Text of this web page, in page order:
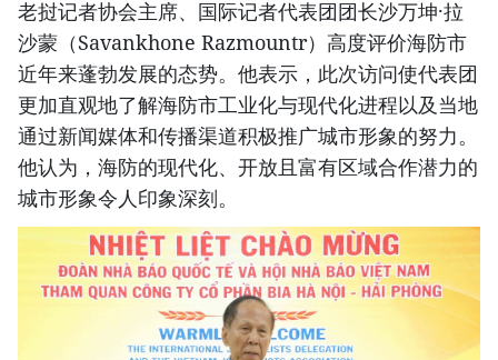
老挝记者协会主席、国际记者代表团团长沙万坤·拉
沙蒙（Savankhone Razmountr）高度评价海防市
近年来蓬勃发展的态势。他表示，此次访问使代表团
更加直观地了解海防市工业化与现代化进程以及当地
通过新闻媒体和传播渠道积极推广城市形象的努力。
他认为，海防的现代化、开放且富有区域合作潜力的
城市形象令人印象深刻。